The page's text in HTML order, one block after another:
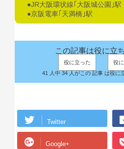
●JR大阪環状線｢大阪城公園｣駅
●京阪電車｢天満橋｣駅
この記事は役に立
役に立った
役
41 人中 34 人がこの 記事 は役に
Twitter
Google+